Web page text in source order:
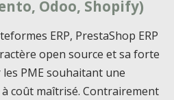
Odoo, Shopify)
ERP, PrestaShop ERP
open source et sa forte
PME souhaitant une
coût maîtrisé. Contrairement